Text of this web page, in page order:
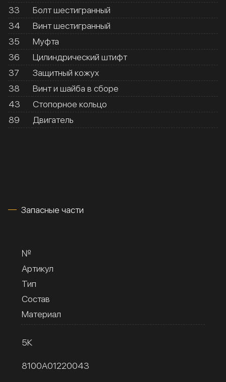
33
Болт шестигранный
34
Винт шестигранный
35
Муфта
36
Цилиндрический штифт
37
Защитный кожух
38
Винт и шайба в сборе
43
Стопорное кольцо
89
Двигатель
Запасные части
№
Артикул
Тип
Состав
Материал
5К
8100A01220043